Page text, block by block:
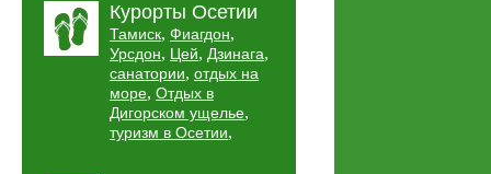
Курорты Осетии
Тамиск, Фиагдон,
Урсдон, Цей, Дзинага,
санатории, отдых на
море, Отдых в
Дигорском ущелье,
туризм в Осетии,